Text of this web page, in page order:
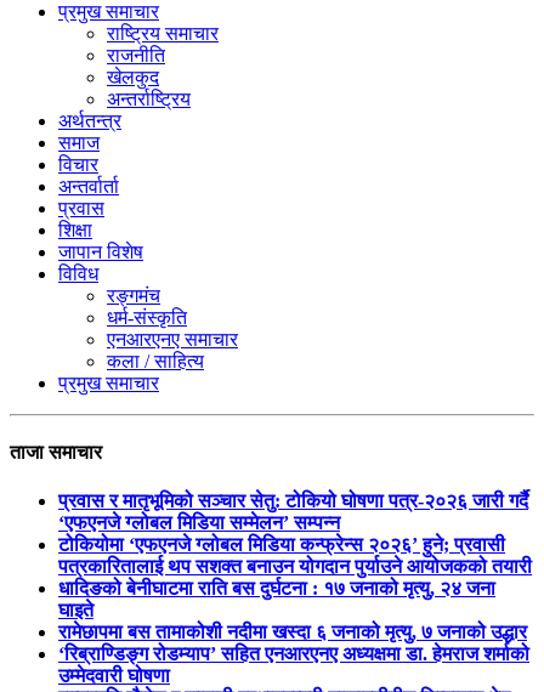
प्रमुख समाचार
राष्ट्रिय समाचार
राजनीति
खेलकुद
अन्तर्राष्ट्रिय
अर्थतन्त्र
समाज
विचार
अन्तर्वार्ता
प्रवास
शिक्षा
जापान विशेष
विविध
रङ्गमंच
धर्म-संस्कृति
एनआरएनए समाचार
कला / साहित्य
प्रमुख समाचार
ताजा समाचार
प्रवास र मातृभूमिको सञ्चार सेतु: टोकियो घोषणा पत्र-२०२६ जारी गर्दै
‘एफएनजे ग्लोबल मिडिया सम्मेलन’ सम्पन्न
टोकियोमा ‘एफएनजे ग्लोबल मिडिया कन्फ्रेन्स २०२६’ हुने; प्रवासी
पत्रकारितालाई थप सशक्त बनाउन योगदान पुर्याउने आयोजकको तयारी
धादिङको बेनीघाटमा राति बस दुर्घटना : १७ जनाको मृत्यु, २४ जना
घाइते
रामेछापमा बस तामाकोशी नदीमा खस्दा ६ जनाको मृत्यु, ७ जनाको उद्धार
‘रिब्राण्डिङ्ग रोडम्याप’ सहित एनआरएनए अध्यक्षमा डा. हेमराज शर्माको
उम्मेदवारी घोषणा